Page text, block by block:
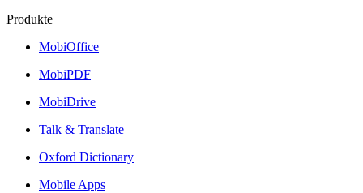
Produkte
MobiOffice
MobiPDF
MobiDrive
Talk & Translate
Oxford Dictionary
Mobile Apps